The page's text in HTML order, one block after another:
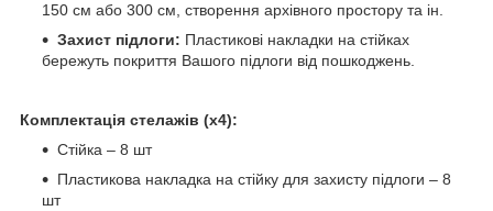
150 см або 300 см, створення архівного простору та ін.
Захист підлоги: Пластикові накладки на стійках
бережуть покриття Вашого підлоги від пошкоджень.
Комплектація стелажів (х4):
Стійка – 8 шт
Пластикова накладка на стійку для захисту підлоги – 8
шт